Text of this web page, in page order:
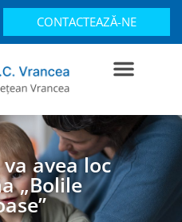
CONTACTEAZĂ-NE
avea loc
„Bolile